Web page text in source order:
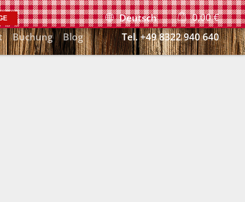
Buchung Blog
Deutsch
Tel.+49 8322 940 640
0,00 €
×
Warenkorb ist leer